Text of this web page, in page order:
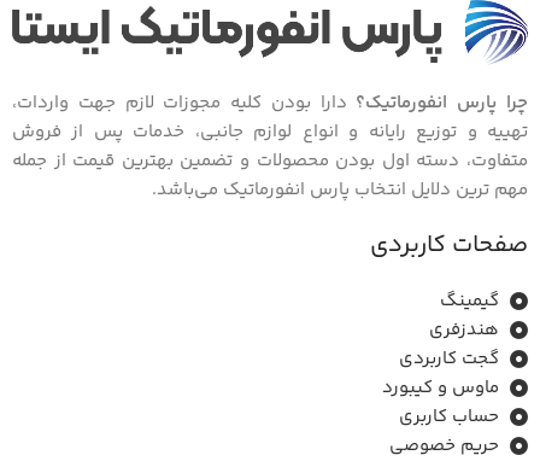
چرا پارس انفورماتیک؟ دارا بودن کلیه مجوزات لازم جهت واردات،
تهییه و توزیع رایانه و انواع لوازم جانبی، خدمات پس از فروش
متفاوت، دسته اول بودن محصولات و تضمین بهترین قیمت از جمله
مهم ترین دلایل انتخاب پارس انفورماتیک می‌باشد.
صفحات کاربردی
گیمینگ
هندزفری
گجت کاربردی
ماوس و ﮐﯿﺒﻮرد
حساب کاربری
حریم خصوصی